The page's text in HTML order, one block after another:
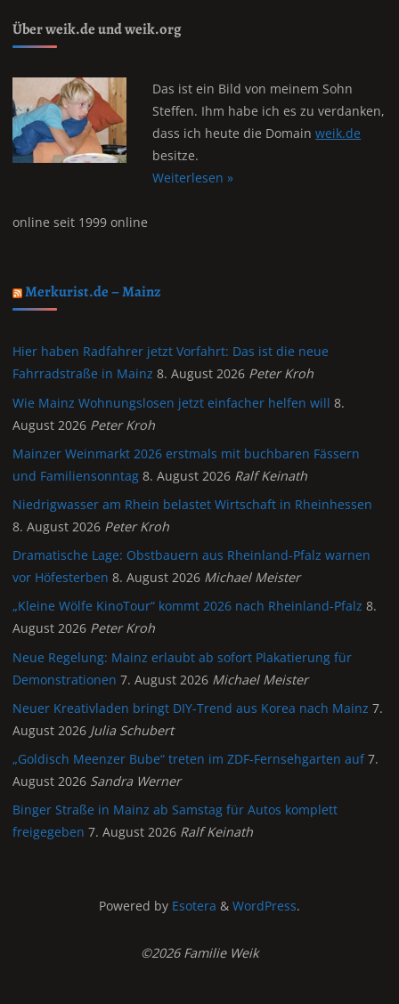
Über weik.de und weik.org
Das ist ein Bild von meinem Sohn
Steffen. Ihm habe ich es zu verdanken,
dass ich heute die Domainweik.de
besitze.
Weiterlesen »
online seit 1999 online
Merkurist.de – Mainz
Hier haben Radfahrer jetzt Vorfahrt: Das ist die neue
Fahrradstraße in Mainz 8. August 2026 Peter Kroh
Wie Mainz Wohnungslosen jetzt einfacher helfen will 8.
August 2026 Peter Kroh
Mainzer Weinmarkt 2026 erstmals mit buchbaren Fässern
und Familiensonntag 8. August 2026 Ralf Keinath
Niedrigwasser am Rhein belastet Wirtschaft in Rheinhessen
8. August 2026 Peter Kroh
Dramatische Lage: Obstbauern aus Rheinland-Pfalz warnen
vor Höfesterben 8. August 2026 Michael Meister
„Kleine Wölfe KinoTour“ kommt 2026 nach Rheinland-Pfalz 8.
August 2026 Peter Kroh
Neue Regelung: Mainz erlaubt ab sofort Plakatierung für
Demonstrationen 7. August 2026 Michael Meister
Neuer Kreativladen bringt DIY-Trend aus Korea nach Mainz 7.
August 2026 Julia Schubert
„Goldisch Meenzer Bube“ treten im ZDF-Fernsehgarten auf 7.
August 2026 Sandra Werner
Binger Straße in Mainz ab Samstag für Autos komplett
freigegeben 7. August 2026 Ralf Keinath
Powered by Esotera & WordPress.
©2026 Familie Weik